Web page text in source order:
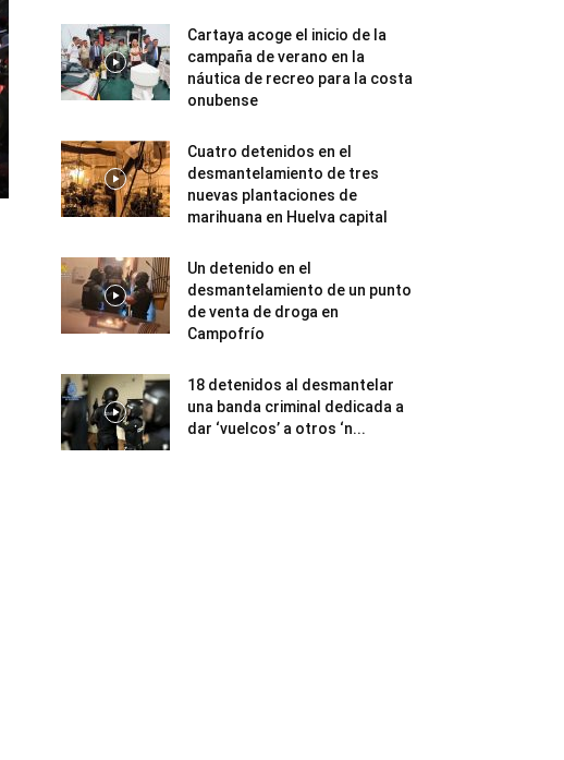
Cartaya acoge el inicio de la
campaña de verano en la
náutica de recreo para la costa
onubense
Cuatro detenidos en el
desmantelamiento de tres
nuevas plantaciones de
marihuana en Huelva capital
Un detenido en el
desmantelamiento de un punto
de venta de droga en
Campofrío
18 detenidos al desmantelar
una banda criminal dedicada a
dar ‘vuelcos’ a otros ‘n...